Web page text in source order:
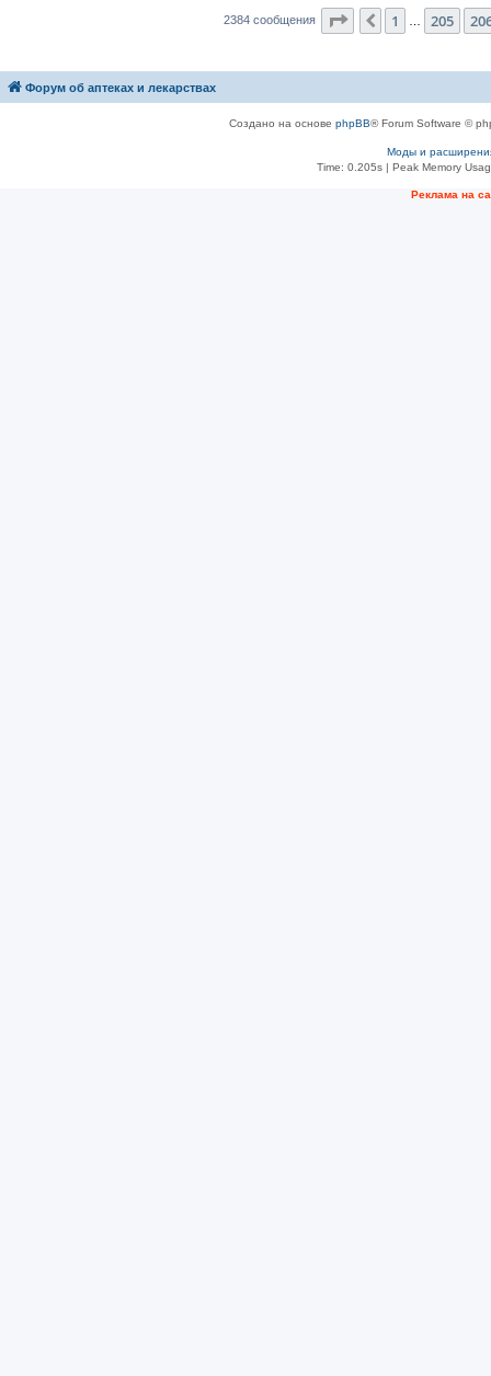
2384 сообщения Страница 207из
Пред.
1 205
Форум об аптеках и лекарствах
Создано на основе phpBB® Forum Software ©
Моды и
Time: 0.205s| Peak Memory
Рeклама на